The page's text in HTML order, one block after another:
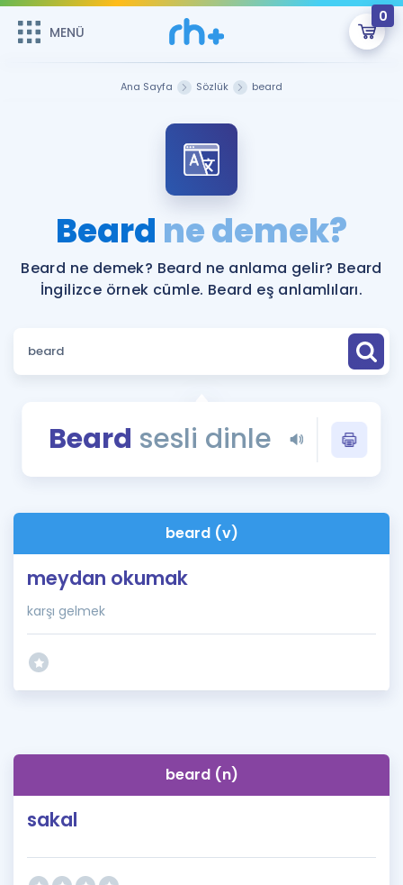
MENÜ
0
ÜYE DEĞİLİM
Sepetin Şu An Boş.
Remzi Hoca ile seni sınava hazırlayacak onlarca eğitim seni
bekliyor!
MENÜ
Faydalı Araçlar
Sözlük
Blog
İngilizce Gramer
Ana Sayfa Sözlük beard
Beard ne demek?
Beard ne demek? Beard ne anlama gelir? Beard
İngilizce örnek cümle. Beard eş anlamlıları.
Beard sesli dinle
beard (v)
meydan okumak
karşı gelmek
beard (n)
sakal